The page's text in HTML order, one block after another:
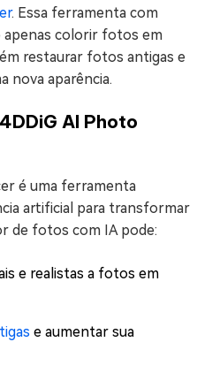
. Essa ferramenta com
apenas colorir fotos em
restaurar fotos antigas e
nova aparência.
AI Photo
é uma ferramenta
artificial para transformar
de fotos com IA pode:
e realistas a fotos em
e aumentar sua